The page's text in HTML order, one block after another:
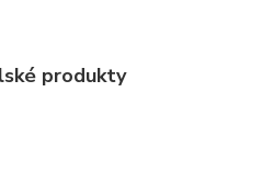
produkty